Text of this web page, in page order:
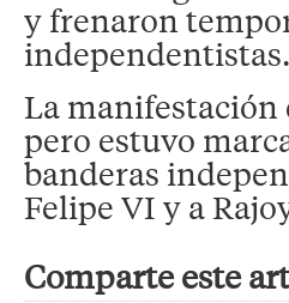
y frenaron
independentistas.
La manifestación
pero estuvo
banderas
Felipe VI y a
Comparte este